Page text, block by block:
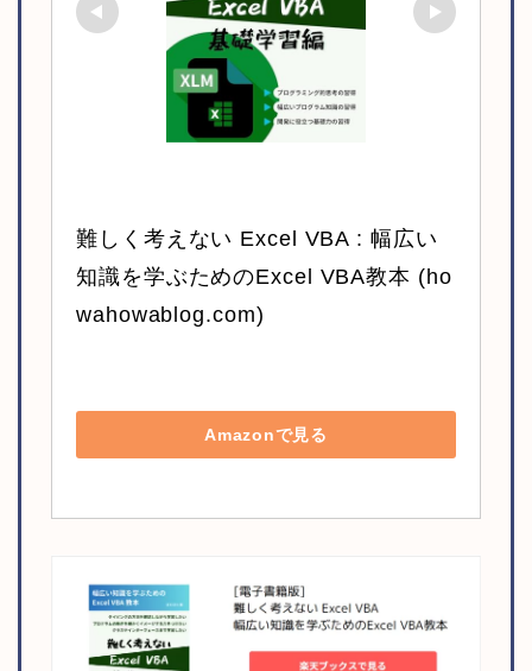
難しく考えない Excel VBA : 幅広い
知識を学ぶためのExcel VBA教本 (ho
wahowablog.com)
Amazonで見る